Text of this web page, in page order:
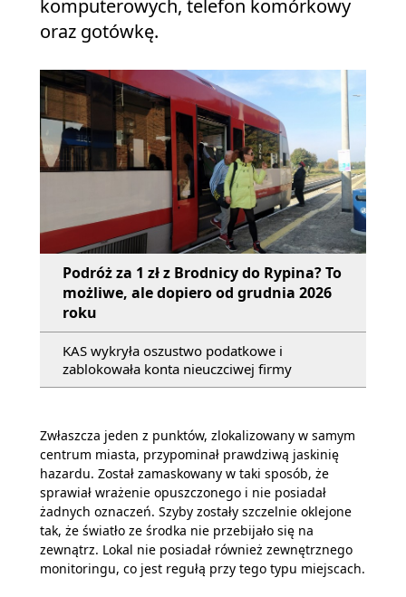
komputerowych, telefon komórkowy
oraz gotówkę.
Podróż za 1 zł z Brodnicy do Rypina? To
możliwe, ale dopiero od grudnia 2026
roku
KAS wykryła oszustwo podatkowe i
zablokowała konta nieuczciwej firmy
Zwłaszcza jeden z punktów, zlokalizowany w samym
centrum miasta, przypominał prawdziwą jaskinię
hazardu. Został zamaskowany w taki sposób, że
sprawiał wrażenie opuszczonego i nie posiadał
żadnych oznaczeń. Szyby zostały szczelnie oklejone
tak, że światło ze środka nie przebijało się na
zewnątrz. Lokal nie posiadał również zewnętrznego
monitoringu, co jest regułą przy tego typu miejscach.